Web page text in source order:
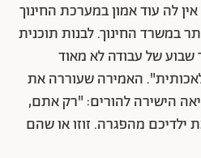
לה עוד אמון במערכת החינוך
במשרד החינוך. לבנות תוכנית
שבוע של עבודה לא מאוד
האמירה שעוררה את
הישירה להורים: "רק אתם,
ילדיכם מהפגרה. זוזו או שהם